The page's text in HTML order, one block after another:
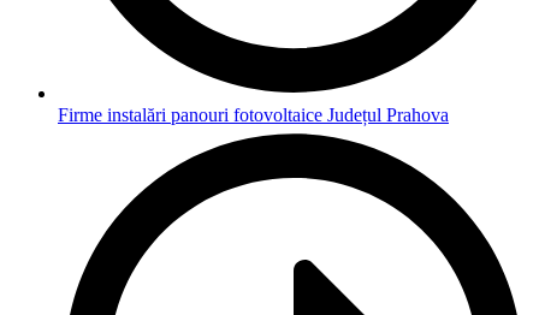
Firme instalări panouri fotovoltaice Județul Prahova